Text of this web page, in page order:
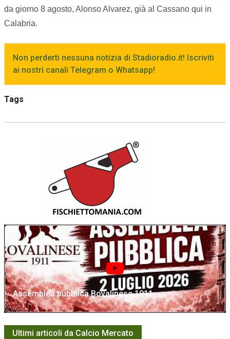
da giorno 8 agosto, Alonso Alvarez, già al Cassano qui in
Calabria.
Non perderti nessuna notizia di Stadioradio.it! Iscriviti
ai nostri canali Telegram o Whatsapp!
Tags
Assemblea pubblica Bovalinese 1911
Ultimi articoli da Calcio Mercato